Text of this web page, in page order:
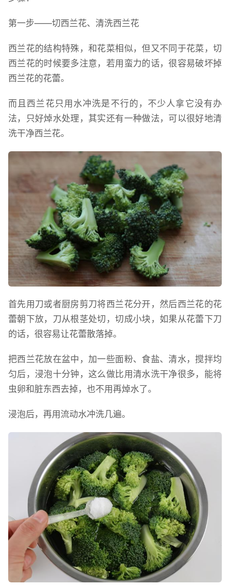
第一步——切西兰花、清洗西兰花
西兰花的结构特殊，和花菜相似，但又不同于花菜，切
西兰花的时候要多注意，若用蛮力的话，很容易破坏掉
西兰花的花蕾。
而且西兰花只用水冲洗是不行的，不少人拿它没有办
法，只好焯水处理，其实还有一种做法，可以很好地清
洗干净西兰花。
首先用刀或者厨房剪刀将西兰花分开，然后西兰花的花
蕾朝下放，刀从根茎处切，切成小块，如果从花蕾下刀
的话，很容易让花蕾散落掉。
把西兰花放在盆中，加一些面粉、食盐、清水，搅拌均
匀后，浸泡十分钟，这么做比用清水洗干净很多，能将
虫卵和脏东西去掉，也不用再焯水了。
浸泡后，再用流动水冲洗几遍。